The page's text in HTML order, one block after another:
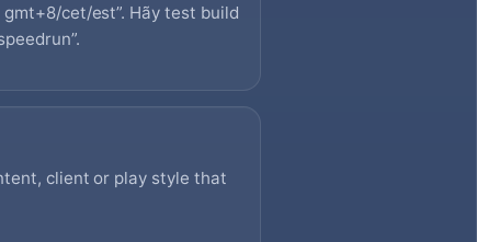
cet/est”. Hãy test build
client or play style that